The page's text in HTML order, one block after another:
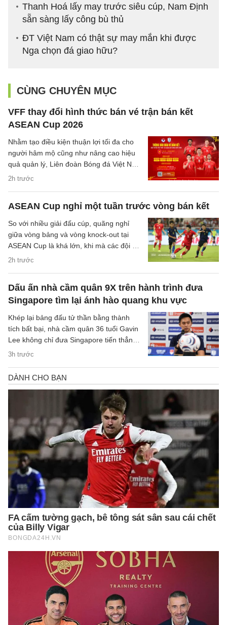
Thanh Hoá lấy may trước siêu cúp, Nam Định
sẵn sàng lấy công bù thủ
ĐT Việt Nam có thật sự may mắn khi được
Nga chọn đá giao hữu?
CÙNG CHUYÊN MỤC
VFF thay đổi hình thức bán vé trận bán kết
ASEAN Cup 2026
2h trước
Nhằm tạo điều kiện thuận lợi tối đa cho
người hâm mộ cũng như nâng cao hiệu
quả quản lý, Liên đoàn Bóng đá Việt Nam
(VFF) đã chính thức thông báo về việc
ASEAN Cup nghỉ một tuần trước vòng bán kết
2h trước
So với nhiều giải đấu cúp, quãng nghỉ
giữa vòng bảng và vòng knock-out tại
ASEAN Cup là khá lớn, khi mà các đội sẽ
có quãng nghỉ lên tới một tuần cho các
Dấu ấn nhà cầm quân 9X trên hành trình đưa
Singapore tìm lại ánh hào quang khu vực
3h trước
Khép lại bảng đấu tử thần bằng thành
tích bất bại, nhà cầm quân 36 tuổi Gavin
Lee không chỉ đưa Singapore tiến thẳng
vào bán kết ASEAN Cup 2026, mà còn
khoa học của chiến lược gia trẻ tuổi bậc
nhất khu vực.